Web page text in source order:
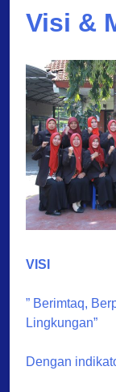
Visi &
VISI
” Berimtaq,
Lingkungan”
Dengan